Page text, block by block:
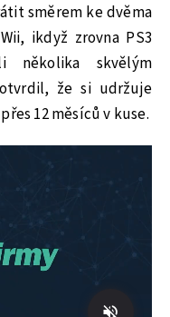
směrem ke dvěma
ikdyž zrovna PS3
skvělým
že si udržuje
12 měsíců v kuse.